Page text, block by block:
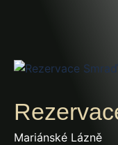
Mariánské Lázně